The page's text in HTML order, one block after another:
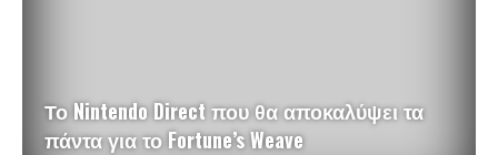
Το Nintendo Direct που θα αποκαλύψει τα
πάντα για το Fortune’s Weave